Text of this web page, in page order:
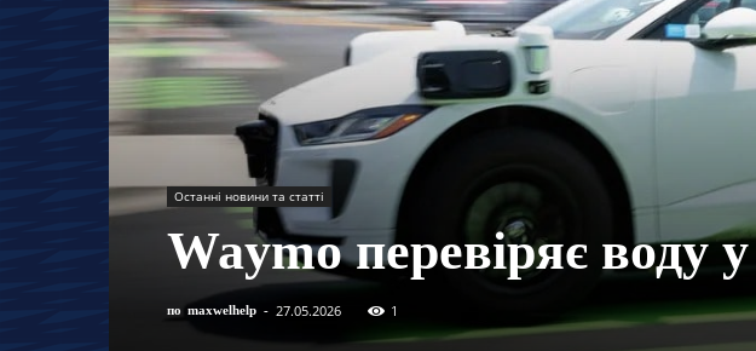
Останні новини та статті
Waymo перевіряє воду
по maxwelhelp - 27.05.2026 1